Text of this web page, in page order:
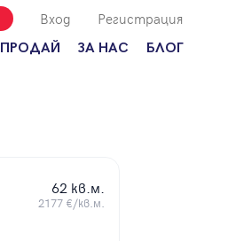
Вход Регистрация
ПРОДАЙ ЗА НАС
Мениджмънт
БЛОГ
62 кв.м.
2177 €/кв.м.